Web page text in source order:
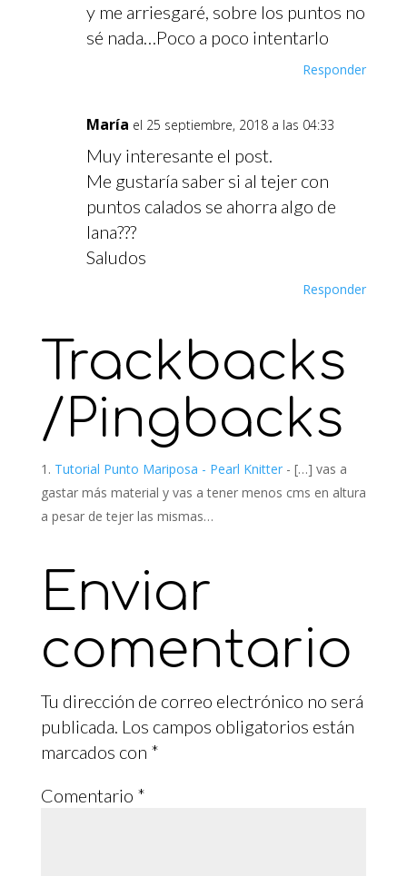
y me arriesgaré, sobre los puntos no
sé nada…Poco a poco intentarlo
Responder
María el 25 septiembre, 2018 a las 04:33
Muy interesante el post.
Me gustaría saber si al tejer con
puntos calados se ahorra algo de
lana???
Saludos
Responder
Trackbacks
/Pingbacks
Tutorial Punto Mariposa - Pearl Knitter- […] vas a
gastar más material y vas a tener menos cms en altura
a pesar de tejer las mismas…
Enviar
comentario
Tu dirección de correo electrónico no será
publicada. Los campos obligatorios están
marcados con *
Comentario *